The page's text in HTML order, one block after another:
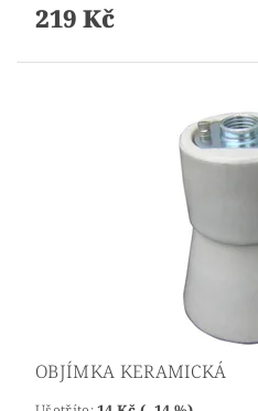
219 Kč
OBJÍMKA KERAMICKÁ